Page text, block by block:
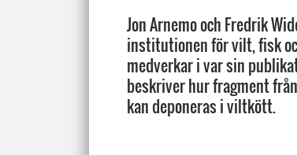
Jon Arnemo och Fredrik
institutionen för vilt, fisk
medverkar i var sin
beskriver hur fragment
kan deponeras i viltkött.